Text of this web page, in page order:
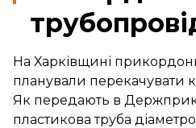
На Харківщині
планували перекачувати
Як передають в
пластикова труба